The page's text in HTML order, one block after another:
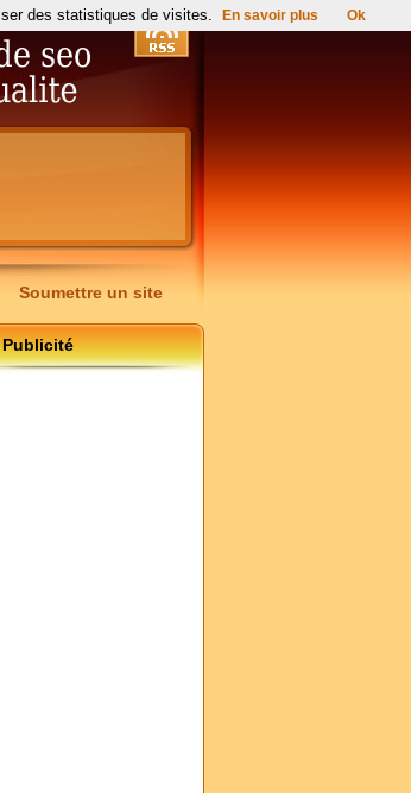
Soumettre un site
Publicité
des statistiques de visites. En savoir plus Ok